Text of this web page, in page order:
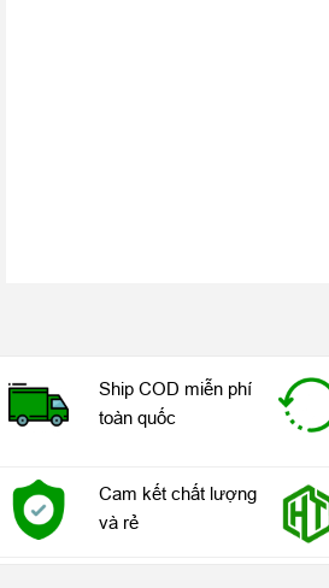
Ship COD miễn phí
toàn quốc
Cam kết chất lượng
và rẻ